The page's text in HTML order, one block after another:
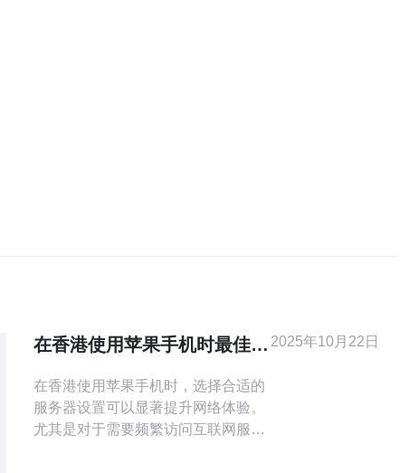
在香港使用苹果手机时最佳服
在香港使用苹果手机时，选择合适的
服务器设置可以显著提升网络体验。
尤其是对于需要频繁访问互联网服务
2025年10月22日